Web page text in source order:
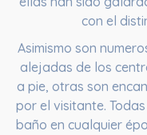
con el
Asimismo son
alejadas de los
a pie, otras son
por el visitante.
baño en cualquier